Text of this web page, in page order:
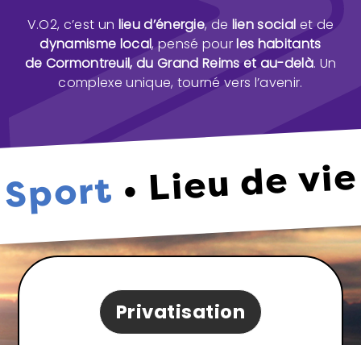
V.O2, c’est un lieu d’énergie, de lien social et de
dynamisme local, pensé pourles habitants
de Cormontreuil, du Grand Reims et au-delà. Un
complexe unique, tourné vers l’avenir.
Sport • Lieu de
Privatisation